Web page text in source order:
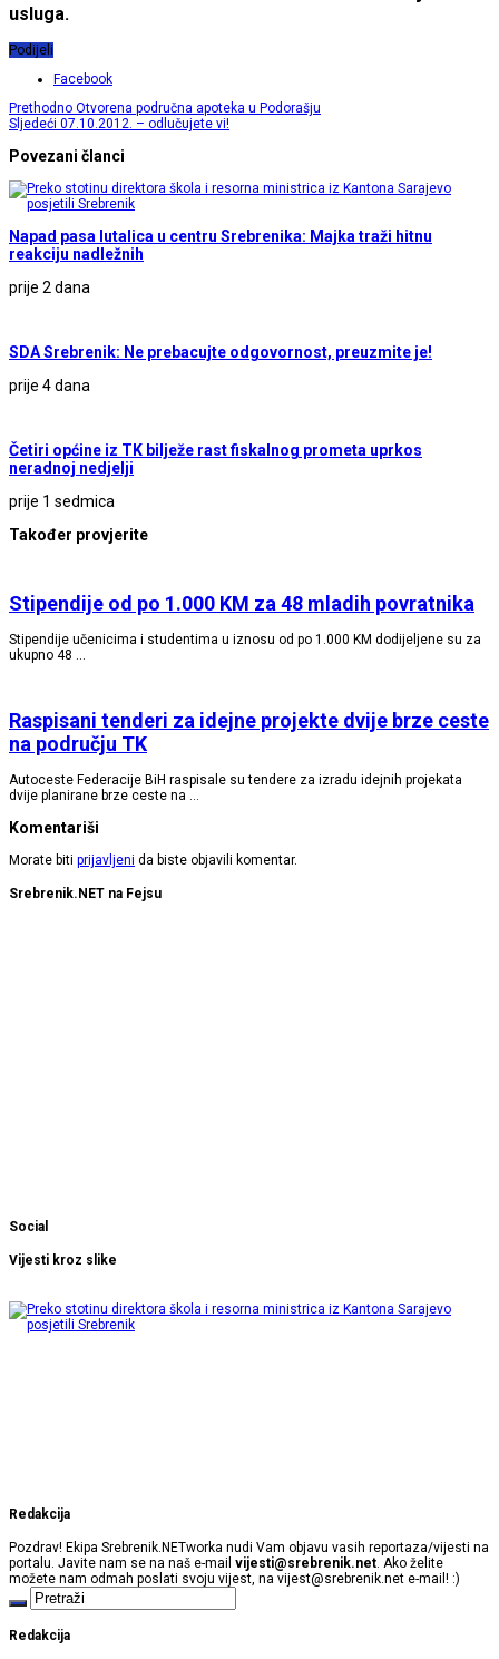
usluga.
Podijeli
Facebook
Prethodno Otvorena područna apoteka u Podorašju
Sljedeći 07.10.2012. – odlučujete vi!
Povezani članci
Napad pasa lutalica u centru Srebrenika: Majka traži hitnu
reakciju nadležnih
prije 2 dana
SDA Srebrenik: Ne prebacujte odgovornost, preuzmite je!
prije 4 dana
Četiri općine iz TK bilježe rast fiskalnog prometa uprkos
neradnoj nedjelji
prije 1 sedmica
Također provjerite
Stipendije od po 1.000 KM za 48 mladih povratnika
Stipendije učenicima i studentima u iznosu od po 1.000 KM dodijeljene su za
ukupno 48 …
Raspisani tenderi za idejne projekte dvije brze ceste
na području TK
Autoceste Federacije BiH raspisale su tendere za izradu idejnih projekata
dvije planirane brze ceste na …
Komentariši
Morate biti prijavljeni da biste objavili komentar.
Srebrenik.NET na Fejsu
Social
Vijesti kroz slike
Redakcija
Pozdrav! Ekipa Srebrenik.NETworka nudi Vam objavu vasih reportaza/vijesti na
portalu. Javite nam se na naš e-mail vijesti@srebrenik.net . Ako želite
možete nam odmah poslati svoju vijest, na vijest@srebrenik.net e-mail! :)
Redakcija